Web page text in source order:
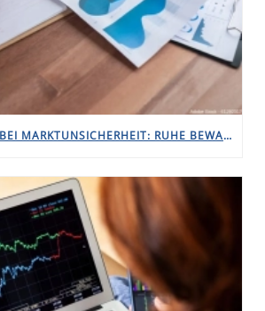
DEPOTANALYSE BEI MARKTUNSICHERHEIT: RUHE BEWAHREN STATT HEKTISCH HANDELN